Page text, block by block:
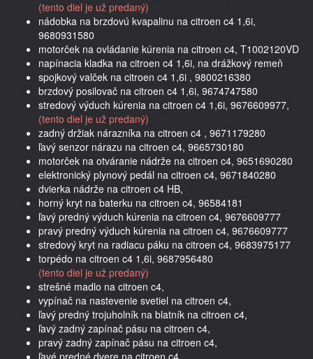
(tento diel je už predaný)
nádobka na brzdovú kvapalinu na citroen c4 1,6i,
9680931580
motorček na ovládanie kúrenia na citroen c4, T1002120VD
napínacia kladka na citroen c4 1,6i, na drážkový remeň
spojkový valček na citroen c4 1,6i , 9800216380
brzdový posilovač na citroen c4 1,6i, 9674747580
stredový výduch kúrenia na citroen c4 1,6i, 9676609977,
(tento diel je už predaný)
zadný držiak nárazníka na citroen c4 , 9671179280
ľavý senzor nárazu na citroen c4, 9665730180
motorček na otváranie nádrže na citroen c4, 9651690280
elektronický plynový pedál na citroen c4, 9671840280
dvierka nádrže na citroen c4 HB,
horný kryt na baterku na citroen c4, 96584181
ľavý predný výduch kúrenia na citroen c4, 9676609777
pravý predný výduch kúrenia na citroen c4, 9676609777
stredový kryt na radiacu páku na citroen c4, 9683975177
torpédo na citroen c4 1,6i, 9687956480
(tento diel je už predaný)
strešné madlo na citroen c4,
vypínač na nastevenie svetiel na citroen c4,
ľavý predný trojuholník na blatník na citroen c4,
ľavý zadný zapínač pásu na citroen c4,
pravý zadný zapínač pásu na citroen c4,
ľavé predné dvere na citroen c4,